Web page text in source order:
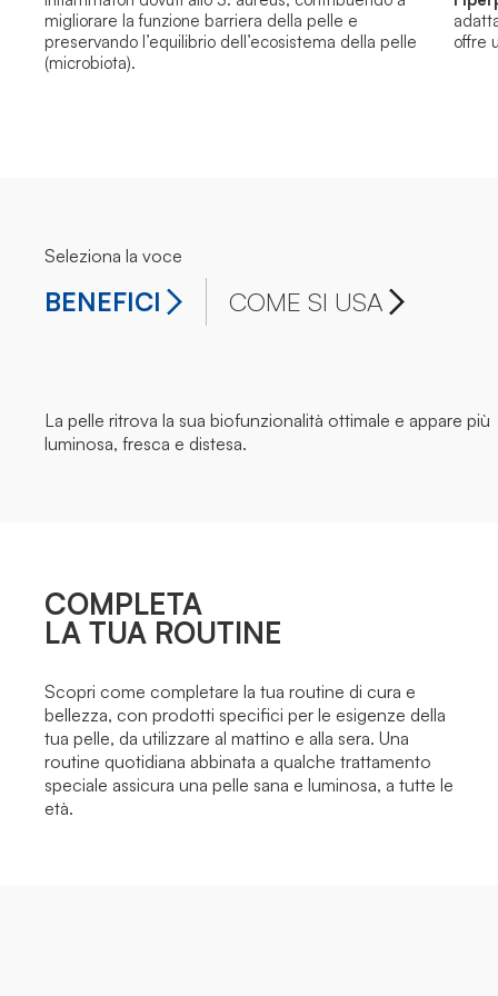
migliorare la funzione barriera della pelle e
preservando l’equilibrio dell’ecosistema della pelle
(microbiota).
offre
Seleziona la voce
BENEFICI COME SI USA
La pelle ritrova la sua biofunzionalità ottimale e appare più
luminosa, fresca e distesa.
COMPLETA
LA TUA ROUTINE
Scopri come completare la tua routine di cura e
bellezza, con prodotti specifici per le esigenze della
tua pelle, da utilizzare al mattino e alla sera. Una
routine quotidiana abbinata a qualche trattamento
speciale assicura una pelle sana e luminosa, a tutte le
età.